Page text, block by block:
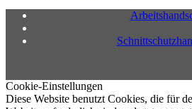
Cookie-Einstellungen
Diese Website benutzt Cookies, die für